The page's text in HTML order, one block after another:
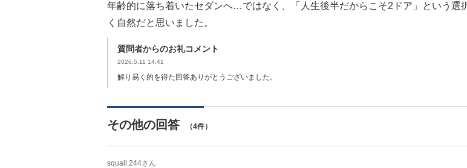
年齢的に落ち着いたセダンへ…ではなく、「人生後半だからこそ2ドア」という選
く自然だと思いました。
質問者からのお礼コメント
2026.5.11 14:41
解り易く的を得た回答ありがとうございました。
その他の回答 （4件）
squall.244さん